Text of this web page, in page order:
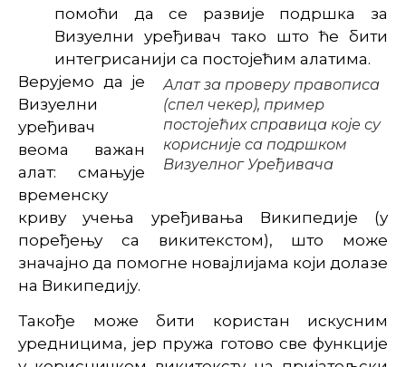
помоћи да се развије подршка за
Визуелни уређивач тако што ће бити
интегрисанији са постојећим алатима.
Алат за проверу правописа
(спел чекер), пример
постојећих справица које су
корисније са подршком
Визуелног Уређивача
Верујемо да је
Визуелни
уређивач
веома важан
алат: смањује
временску
криву учења уређивања Википедије (у
поређењу са викитекстом), што може
значајно да помогне новајлијама који долазе
на Википедију.
Такође може бити користан искусним
уредницима, јер пружа готово све функције